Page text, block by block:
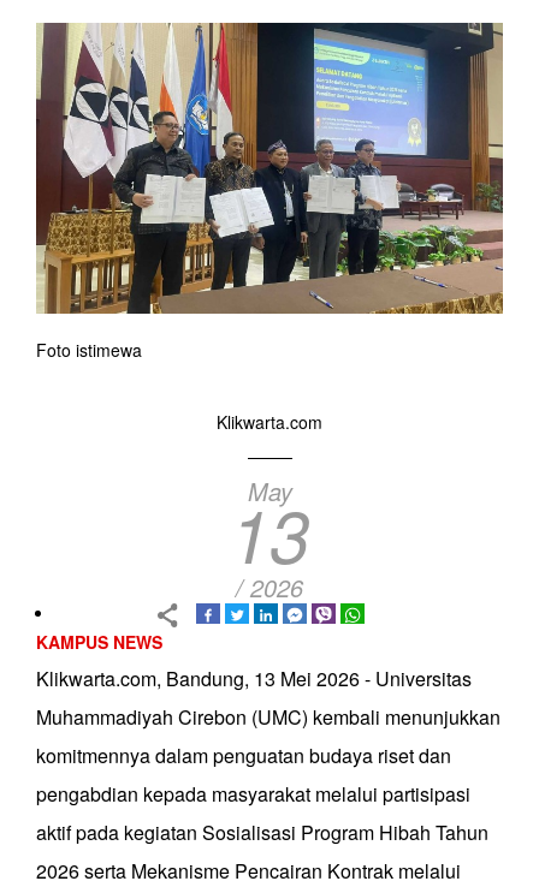
Foto istimewa
Klikwarta.com
May
13
/ 2026
KAMPUS NEWS
Klikwarta.com, Bandung, 13 Mei 2026 - Universitas
Muhammadiyah Cirebon (UMC) kembali menunjukkan
komitmennya dalam penguatan budaya riset dan
pengabdian kepada masyarakat melalui partisipasi
aktif pada kegiatan Sosialisasi Program Hibah Tahun
2026 serta Mekanisme Pencairan Kontrak melalui